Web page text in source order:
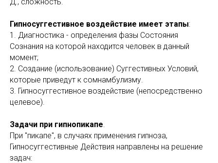
Гипносуггестивное воздействие имеет этапы:
1. Диагностика - определения фазы Состояния
Сознания на которой находится человек в данный
момент;
2. Создание (использование) Суггестивных Условий,
которые приведут к сомнамбулизму.
3. Гипносуггестивное воздействие (непосредственно
целевое).
Задачи при гипнопикапе.
При "пикапе", в случаях применения гипноза,
Гипносуггестивные Действия направлены на решение
задач: